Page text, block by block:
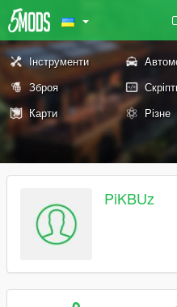
Інструменти
Зброя
Карти
Різне
PiKBUz